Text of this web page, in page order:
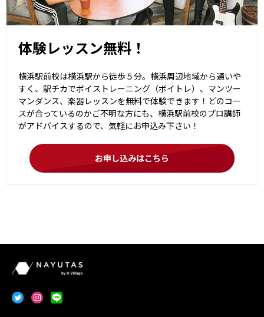
体験レッスン無料！
横浜駅前校は横浜駅から徒歩５分。横浜周辺地域から通いや
すく、駅チカでボイストレーニング（ボイトレ）、マンツー
マンダンス、楽器レッスンを無料で体験できます！どのコー
スが合っているのかご不明な方にも、横浜駅前校のプロ講師
がアドバイスするので、気軽にお申込み下さい！
お申し込みはこちら